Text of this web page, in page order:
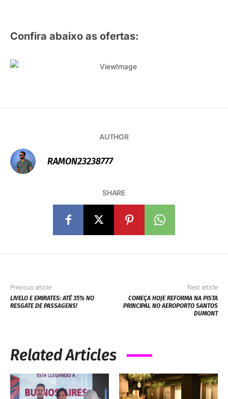
Confira abaixo as ofertas:
AUTHOR
RAMON23238777
SHARE
Previous article
LIVELO E EMIRATES: ATÉ 35% NO
RESGATE DE PASSAGENS!
Next article
COMEÇA HOJE REFORMA NA PISTA
PRINCIPAL NO AEROPORTO SANTOS
DUMONT
Related Articles